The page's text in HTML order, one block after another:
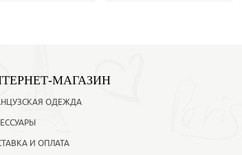
МАГАЗИН
ОДЕЖДА
И ОПЛАТА